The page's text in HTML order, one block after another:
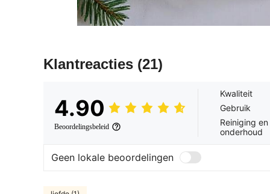
Klantreacties (21)
4.90
Beoordelingsbeleid
Kwaliteit
Gebruik
Reiniging en
onderhoud
Geen lokale beoordelingen